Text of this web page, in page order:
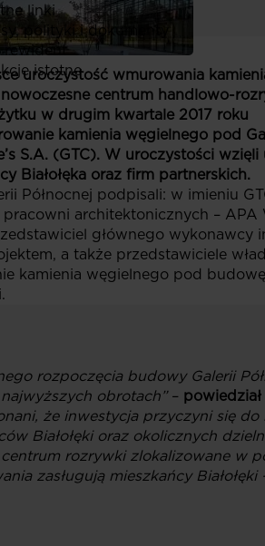
linki
polityki i dokumenty
rewident
istotne
uroczystość wmurowania
centrum handlowo-
w drugim kwartale 2017 roku
kamienia węgielnego pod
S.A. (GTC). W uroczystości wzięli
Białołęka oraz firm partnerskich.
Północnej podpisali: w imieniu
architektonicznych –
głównego wykonawcy
a także przedstawiciele
kamienia węgielnego pod
rozpoczęcia budowy Galerii
obrotach” –
że inwestycja przyczyni się
Białołęki oraz okolicznych
rozrywki zlokalizowane w
zasługują mieszkańcy